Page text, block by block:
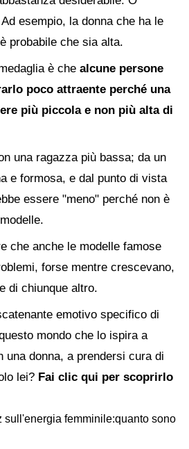
esempio, la donna che ha le
probabile che sia alta.
è che alcune persone
poco attraente perché una
più piccola e non più alta di
una ragazza più bassa; da un
e formosa, e dal punto di vista
essere "meno" perché non è
che anche le modelle famose
forse mentre crescevano,
di chiunque altro.
emotivo specifico di
mondo che lo ispira a
una donna, a prendersi cura di
lei? Fai clic qui per scoprirlo
sull'energia femminile:quanto sono